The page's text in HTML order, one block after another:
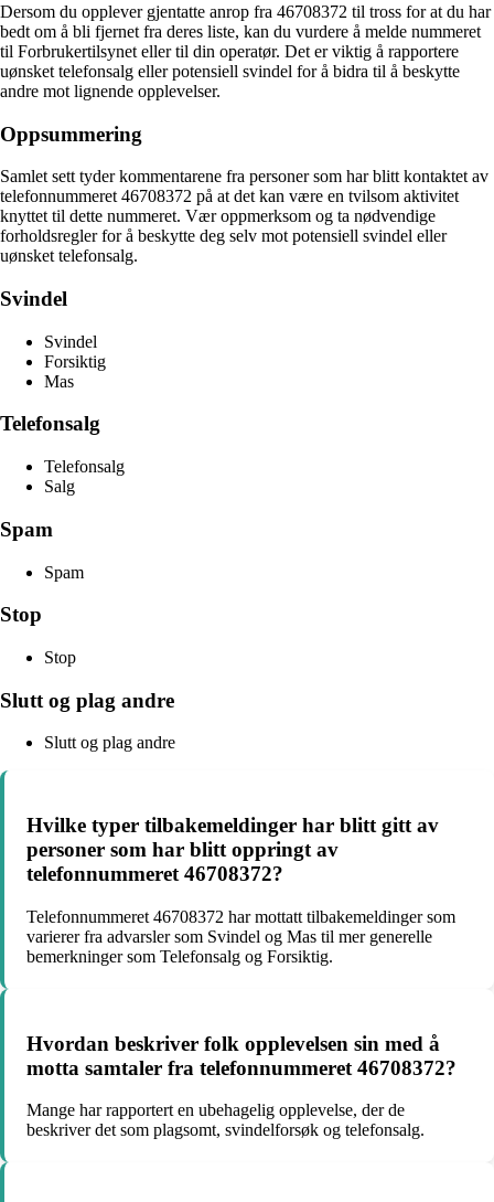
Dersom du opplever gjentatte anrop fra 46708372 til tross for at du har
bedt om å bli fjernet fra deres liste, kan du vurdere å melde nummeret
til Forbrukertilsynet eller til din operatør. Det er viktig å rapportere
uønsket telefonsalg eller potensiell svindel for å bidra til å beskytte
andre mot lignende opplevelser.
Oppsummering
Samlet sett tyder kommentarene fra personer som har blitt kontaktet av
telefonnummeret 46708372 på at det kan være en tvilsom aktivitet
knyttet til dette nummeret. Vær oppmerksom og ta nødvendige
forholdsregler for å beskytte deg selv mot potensiell svindel eller
uønsket telefonsalg.
Svindel
Svindel
Forsiktig
Mas
Telefonsalg
Telefonsalg
Salg
Spam
Spam
Stop
Stop
Slutt og plag andre
Slutt og plag andre
Hvilke typer tilbakemeldinger har blitt gitt av
personer som har blitt oppringt av
telefonnummeret 46708372?
Telefonnummeret 46708372 har mottatt tilbakemeldinger som
varierer fra advarsler som Svindel og Mas til mer generelle
bemerkninger som Telefonsalg og Forsiktig.
Hvordan beskriver folk opplevelsen sin med å
motta samtaler fra telefonnummeret 46708372?
Mange har rapportert en ubehagelig opplevelse, der de
beskriver det som plagsomt, svindelforsøk og telefonsalg.